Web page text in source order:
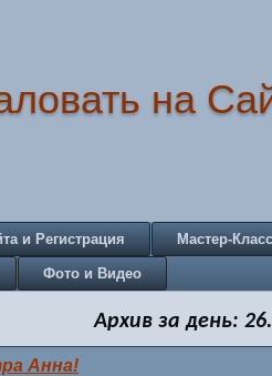
на
и Регистрация Мастер-
Фото и Видео
Архив за день:
Анна!